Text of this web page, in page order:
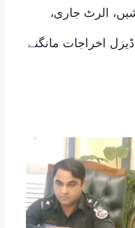
الرٹ جاری،
اخراجات مانگنے